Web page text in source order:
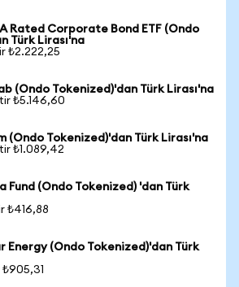
Rated Corporate Bond ETF (Ondo
Türk Lirası'na
₺2.222,25
(Ondo Tokenized)'dan Türk Lirası'na
₺5.146,60
(Ondo Tokenized)'dan Türk Lirası'na
₺1.089,42
Fund (Ondo Tokenized) 'dan Türk
₺416,88
Energy (Ondo Tokenized)'dan Türk